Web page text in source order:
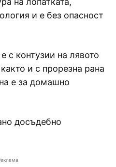
и е без опасност
с контузии на лявото
и с прорезна рана
е за домашно
досъдебно